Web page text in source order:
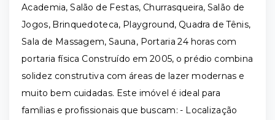
Academia, Salão de Festas, Churrasqueira, Salão de
Jogos, Brinquedoteca, Playground, Quadra de Tênis,
Sala de Massagem, Sauna, Portaria 24 horas com
portaria física Construído em 2005, o prédio combina
solidez construtiva com áreas de lazer modernas e
muito bem cuidadas. Este imóvel é ideal para
famílias e profissionais que buscam: - Localização